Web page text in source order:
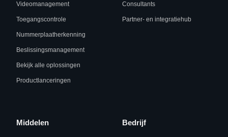
Videomanagement
Toegangscontrole
Nummerplaatherkenning
Beslissingsmanagement
Bekijk alle oplossingen
Productlanceringen
Consultants
Partner- en integratiehub
Middelen Bedrijf